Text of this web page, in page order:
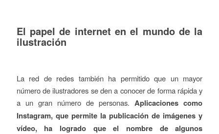
El papel de internet en el mundo de la
ilustración
La red de redes también ha permitido que un mayor
número de ilustradores se den a conocer de forma rápida y
a un gran número de personas. Aplicaciones como
Instagram, que permite la publicación de imágenes y
vídeo, ha logrado que el nombre de algunos